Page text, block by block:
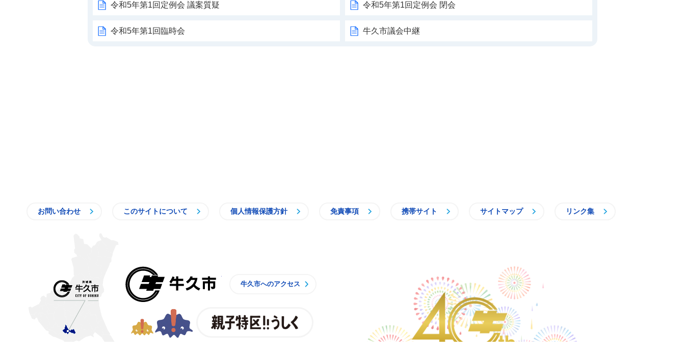
令和5年第1回定例会 議案質疑 令和5年第1回定例会 閉会
令和5年第1回臨時会 牛久市議会中継
お問い合わせ このサイトについて 個人情報保護方針 免責事項 携帯サイト サイトマップ リンク集
牛久市へのアクセス